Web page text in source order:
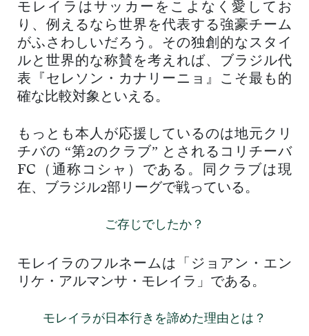
モレイラはサッカーをこよなく愛してお
り、例えるなら世界を代表する強豪チーム
がふさわしいだろう。その独創的なスタイ
ルと世界的な称賛を考えれば、ブラジル代
表『セレソン・カナリーニョ』こそ最も的
確な比較対象といえる。
もっとも本人が応援しているのは地元クリ
チバの “第2のクラブ” とされるコリチーバ
FC（通称コシャ）である。同クラブは現
在、ブラジル2部リーグで戦っている。
ご存じでしたか？
モレイラのフルネームは「ジョアン・エン
リケ・アルマンサ・モレイラ」である。
モレイラが日本行きを諦めた理由とは？